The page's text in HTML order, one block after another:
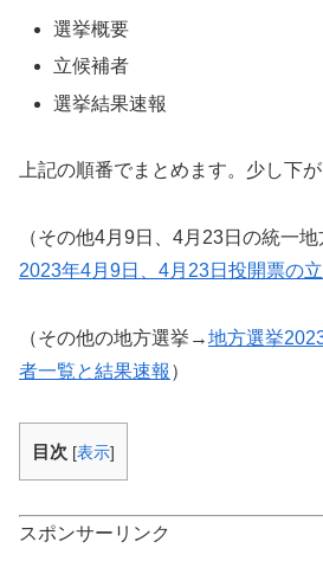
選挙概要
立候補者
選挙結果速報
上記の順番でまとめます。少し下が
（その他4月9日、4月23日の統一
2023年4月9日、4月23日投開票の
（その他の地方選挙→地方選挙
者一覧と結果速報 ）
目次 [表示]
スポンサーリンク